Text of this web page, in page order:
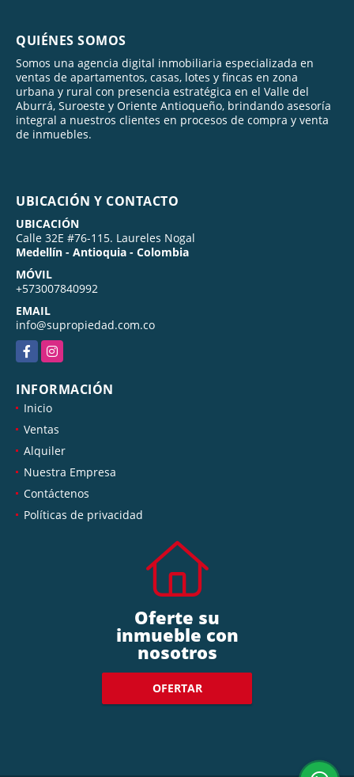
QUIÉNES SOMOS
Somos una agencia digital inmobiliaria especializada en
ventas de apartamentos, casas, lotes y fincas en zona
urbana y rural con presencia estratégica en el Valle del
Aburrá, Suroeste y Oriente Antioqueño, brindando asesoría
integral a nuestros clientes en procesos de compra y venta
de inmuebles.
UBICACIÓN Y CONTACTO
UBICACIÓN
Calle 32E #76-115. Laureles Nogal
Medellín - Antioquia - Colombia
MÓVIL
+573007840992
EMAIL
info@supropiedad.com.co
FacebookInstagram
INFORMACIÓN
Inicio
Ventas
Alquiler
Nuestra Empresa
Contáctenos
Políticas de privacidad
Oferte su
inmueble con
nosotros
OFERTAR